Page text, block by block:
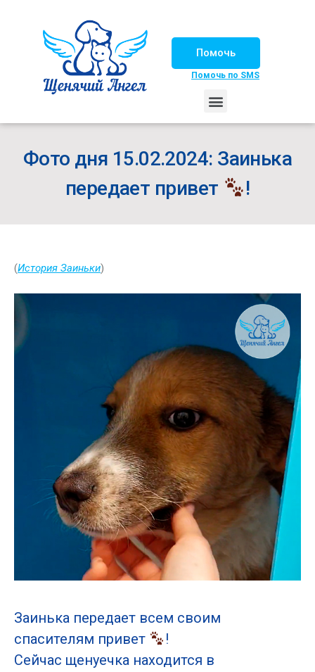
Помочь
Помочь по SMS
Фото дня 15.02.2024: Заинька
передает привет
!
(История Заиньки)
Заинька передает всем своим
спасителям привет
!
Сейчас щенуечка находится в